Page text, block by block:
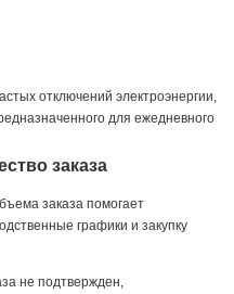
отключений электроэнергии,
для ежедневного
заказа
заказа помогает
графики и закупку
не подтвержден,